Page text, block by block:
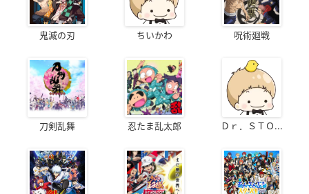
鬼滅の刃 ちいかわ 呪術廻戦
刀剣乱舞 忍たま乱太郎 Ｄｒ．ＳＴＯ...